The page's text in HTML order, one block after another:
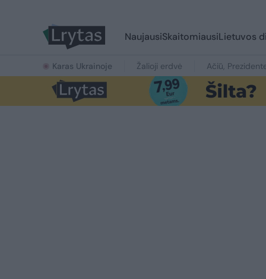
NaujausiSkaitomiausiLietuvos
Karas Ukrainoje Žalioji erdvė Ačiū,